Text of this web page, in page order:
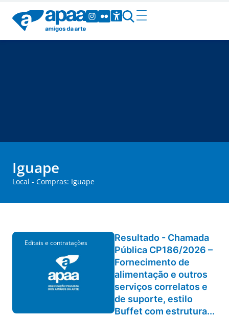
Iguape
Local - Compras: Iguape
Editais e contratações
Resultado - Chamada
Pública CP186/2026 –
Fornecimento de
alimentação e outros
serviços correlatos e
de suporte, estilo
Buffet com estrutura...